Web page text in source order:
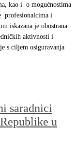
kao i o mogućnostima
profesionalcima i
iskazana je obostrana
aktivnosti i
s ciljem osiguravanja
saradnici
u